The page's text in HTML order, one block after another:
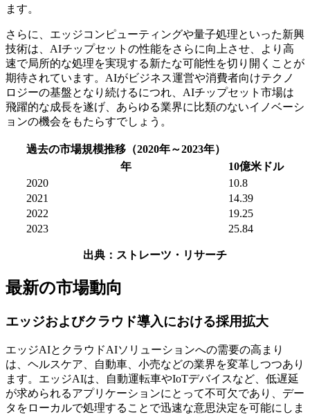
ます。
さらに、エッジコンピューティングや量子処理といった新興
技術は、AIチップセットの性能をさらに向上させ、より高
速で局所的な処理を実現する新たな可能性を切り開くことが
期待されています。AIがビジネス運営や消費者向けテクノ
ロジーの基盤となり続けるにつれ、AIチップセット市場は
飛躍的な成長を遂げ、あらゆる業界に比類のないイノベーシ
ョンの機会をもたらすでしょう。
過去の市場規模推移（2020年～2023年）
年
10億米ドル
2020
10.8
2021
14.39
2022
19.25
2023
25.84
出典：ストレーツ・リサーチ
最新の市場動向
エッジおよびクラウド導入における採用拡大
エッジAIとクラウドAIソリューションへの需要の高まり
は、ヘルスケア、自動車、小売などの業界を変革しつつあり
ます。エッジAIは、自動運転車やIoTデバイスなど、低遅延
が求められるアプリケーションにとって不可欠であり、デー
タをローカルで処理することで迅速な意思決定を可能にしま